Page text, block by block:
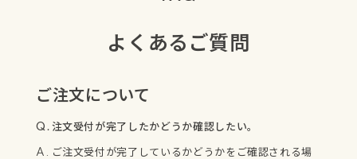
よくあるご質問
ご注文について
注文受付が完了したかどうか確認したい。
ご注文受付が完了しているかどうかをご確認される場